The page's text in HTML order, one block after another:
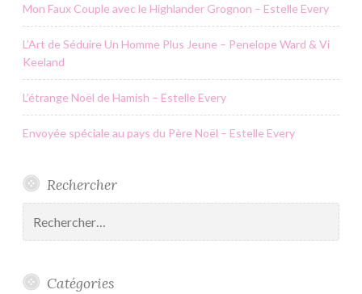
Mon Faux Couple avec le Highlander Grognon – Estelle Every
L’Art de Séduire Un Homme Plus Jeune – Penelope Ward & Vi
Keeland
L’étrange Noël de Hamish – Estelle Every
Envoyée spéciale au pays du Père Noël – Estelle Every
Rechercher
Catégories